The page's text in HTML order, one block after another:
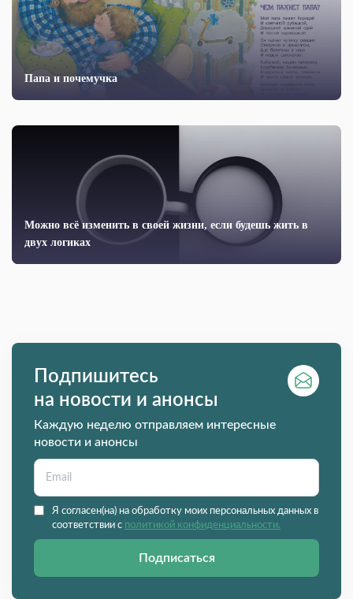
Папа и почемучка
Можно всё изменить в своей жизни, если будешь жить в
двух логиках
Подпишитесь
на новости и анонсы
Каждую неделю отправляем интересные
новости и анонсы
Я согласен(на) на обработку моих персональных данных в
соответствии с политикой конфиденциальности.
Подписаться